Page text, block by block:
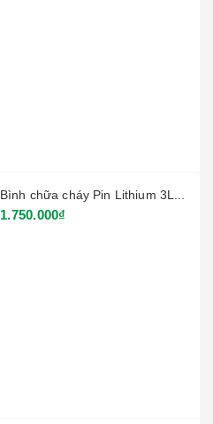
Bình chữa cháy Pin Lithium 3L...
1.750.000₫